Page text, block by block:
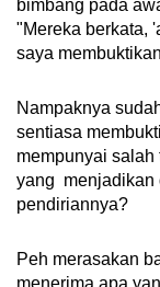
bimbang pada
"Mereka berkata,
saya
Nampaknya
sentiasa
mempunyai
yang menjadikan
pendiriannya?
Peh merasakan